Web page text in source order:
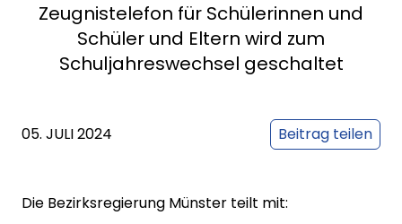
Zeugnistelefon für Schülerinnen und
Schüler und Eltern wird zum
Schuljahreswechsel geschaltet
05. JULI 2024 Beitrag teilen
Die Bezirksregierung Münster teilt mit: